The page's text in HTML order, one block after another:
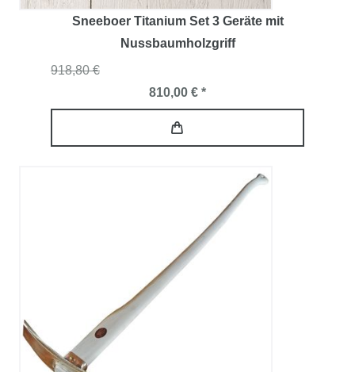
Sneeboer Titanium Set 3 Geräte mit
Nussbaumholzgriff
918,80 €
810,00 € *